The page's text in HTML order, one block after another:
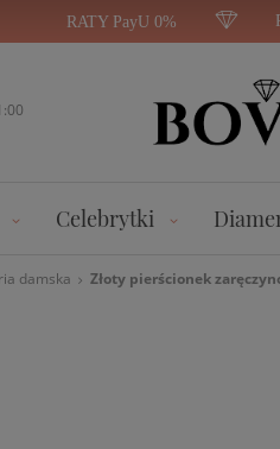
RATY PayU 0%
Celebrytki
damska Złoty pierścionek